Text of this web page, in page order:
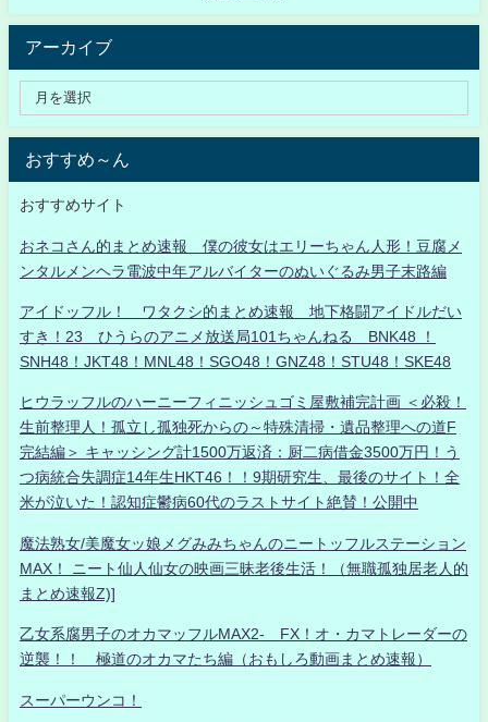
アーカイブ
おすすめ～ん
おすすめサイト
おネコさん的まとめ速報 僕の彼女はエリーちゃん人形！豆腐メ
ンタルメンヘラ電波中年アルバイターのぬいぐるみ男子末路編
アイドッフル！ ワタクシ的まとめ速報 地下格闘アイドルだい
すき！23 ひうらのアニメ放送局101ちゃんねる BNK48 ！
SNH48！JKT48！MNL48！SGO48！GNZ48！STU48！SKE48
ヒウラッフルのハーニーフィニッシュゴミ屋敷補完計画 ＜必殺！
生前整理人！孤立し孤独死からの～特殊清掃・遺品整理への道F
完結編＞ キャッシング計1500万返済：厨二病借金3500万円！う
つ病統合失調症14年生HKT46！！9期研究生、最後のサイト！全
米が泣いた！認知症鬱病60代のラストサイト絶賛！公開中
魔法熟女/美魔女ッ娘メグみみちゃんのニートッフルステーション
MAX！ ニート仙人仙女の映画三昧老後生活！（無職孤独居老人的
まとめ速報Z)]
乙女系腐男子のオカマッフルMAX2- FX！オ・カマトレーダーの
逆襲！！ 極道のオカマたち編（おもしろ動画まとめ速報）
スーパーウンコ！